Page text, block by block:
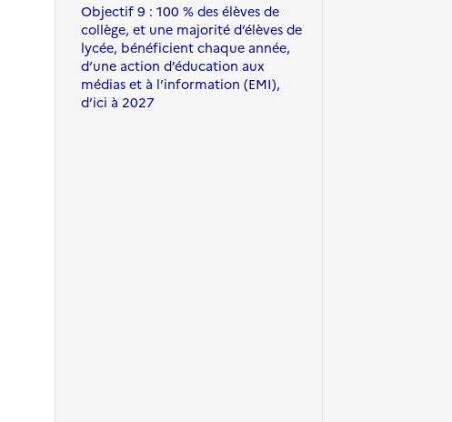
Objectif 9 : 100 % des élèves de
collège, et une majorité d’élèves de
lycée, bénéficient chaque année,
d’une action d’éducation aux
médias et à l’information (EMI),
d’ici à 2027